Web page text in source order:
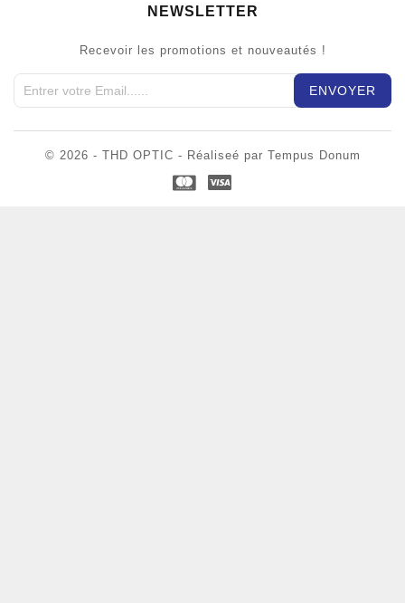
NEWSLETTER
Recevoir les promotions et nouveautés !
© 2026 - THD OPTIC - Réaliseé par Tempus Donum